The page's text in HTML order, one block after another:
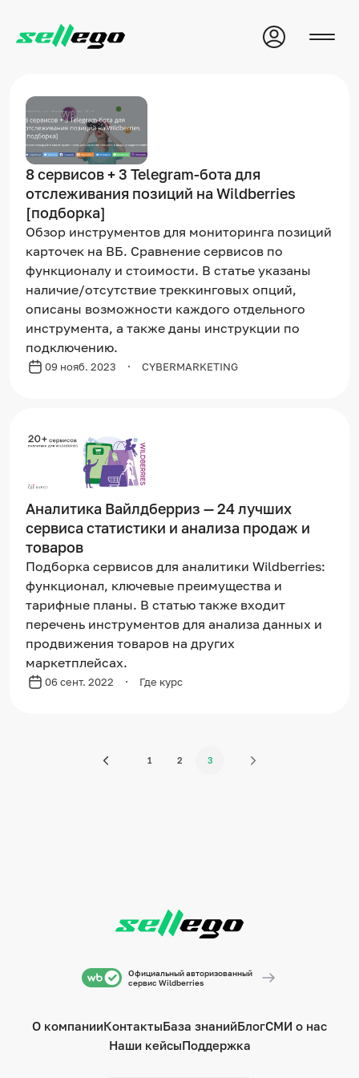
8 сервисов + 3 Telegram-бота для
отслеживания позиций на Wildberries
[подборка]
Обзор инструментов для мониторинга позиций
карточек на ВБ. Сравнение сервисов по
функционалу и стоимости. В статье указаны
наличие/отсутствие треккинговых опций,
описаны возможности каждого отдельного
инструмента, а также даны инструкции по
подключению.
09 нояб. 2023 CYBERMARKETING
Аналитика Вайлдберриз — 24 лучших
сервиса статистики и анализа продаж и
товаров
Подборка сервисов для аналитики Wildberries:
функционал, ключевые преимущества и
тарифные планы. В статью также входит
перечень инструментов для анализа данных и
продвижения товаров на других
маркетплейсах.
06 сент. 2022 Где курс
1 2 3
Официальный авторизованный
сервис Wildberries
О компанииКонтактыБаза знанийБлогСМИ о нас
Наши кейсыПоддержка